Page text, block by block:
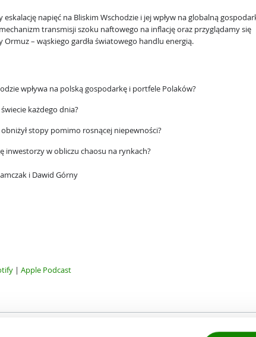
napięć na Bliskim Wschodzie i jej wpływ na globalną
transmisji szoku naftowego na inflację oraz przyglądamy się
– wąskiego gardła światowego handlu energią.
wpływa na polską gospodarkę i portfele Polaków?
każdego dnia?
stopy pomimo rosnącej niepewności?
inwestorzy w obliczu chaosu na rynkach?
i Dawid Górny
| Apple Podcast